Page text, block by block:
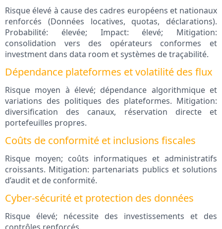
Risque élevé à cause des cadres européens et nationaux
renforcés (Données locatives, quotas, déclarations).
Probabilité: élevée; Impact: élevé; Mitigation:
consolidation vers des opérateurs conformes et
investment dans data room et systèmes de traçabilité.
Dépendance plateformes et volatilité des flux
Risque moyen à élevé; dépendance algorithmique et
variations des politiques des plateformes. Mitigation:
diversification des canaux, réservation directe et
portefeuilles propres.
Coûts de conformité et inclusions fiscales
Risque moyen; coûts informatiques et administratifs
croissants. Mitigation: partenariats publics et solutions
d’audit et de conformité.
Cyber-sécurité et protection des données
Risque élevé; nécessite des investissements et des